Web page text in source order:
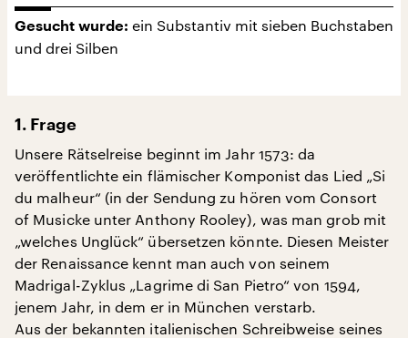
Gesucht wurde: ein Substantiv mit sieben Buchstaben
und drei Silben
1. Frage
Unsere Rätselreise beginnt im Jahr 1573: da
veröffentlichte ein flämischer Komponist das Lied „Si
du malheur“ (in der Sendung zu hören vom Consort
of Musicke unter Anthony Rooley), was man grob mit
„welches Unglück“ übersetzen könnte. Diesen Meister
der Renaissance kennt man auch von seinem
Madrigal-Zyklus „Lagrime di San Pietro“ von 1594,
jenem Jahr, in dem er in München verstarb.
Aus der bekannten italienischen Schreibweise seines